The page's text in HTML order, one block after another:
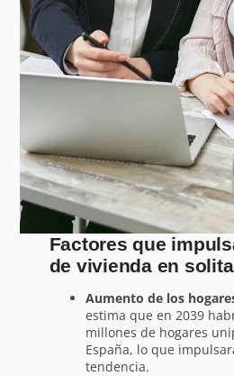
Factores que
de vivienda en
Aumento de los
estima que en 2039
millones de hogares
España, lo que
tendencia.